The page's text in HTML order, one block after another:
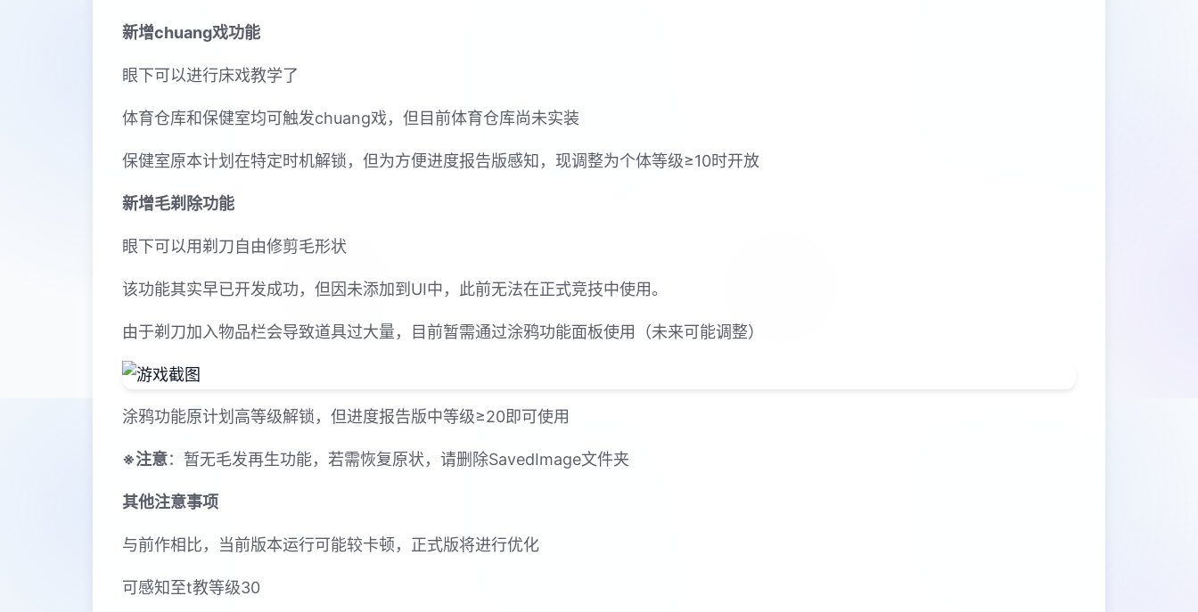
新增chuang戏功能
眼下可以进行床戏教学了
体育仓库和保健室均可触发chuang戏，但目前体育仓库尚未实装
保健室原本计划在特定时机解锁，但为方便进度报告版感知，现调整为个体等级≥10时开放
新增毛剃除功能
眼下可以用剃刀自由修剪毛形状
该功能其实早已开发成功，但因未添加到UI中，此前无法在正式竞技中使用。
由于剃刀加入物品栏会导致道具过大量，目前暂需通过涂鸦功能面板使用（未来可能调整）
涂鸦功能原计划高等级解锁，但进度报告版中等级≥20即可使用
※注意：暂无毛发再生功能，若需恢复原状，请删除SavedImage文件夹
其他注意事项
与前作相比，当前版本运行可能较卡顿，正式版将进行优化
可感知至t教等级30